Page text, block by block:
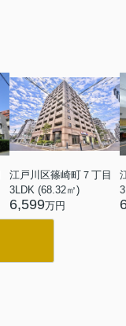
江戸川区篠崎町７丁目
3LDK (68.32㎡)
6,599万円